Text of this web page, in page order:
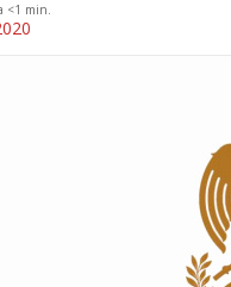
<1 min.